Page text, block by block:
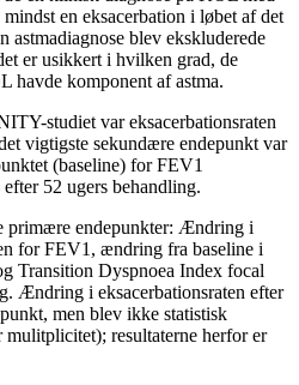
en eksacerbation i løbet af det
astmadiagnose blev ekskluderede
er usikkert i hvilken grad, de
havde komponent af astma.
studiet var eksacerbationsraten
vigtigste sekundære endepunkt var
(baseline) for FEV1
52 ugers behandling.
primære endepunkter: Ændring i
for FEV1, ændring fra baseline i
Transition Dyspnoea Index focal
Ændring i eksacerbationsraten efter
men blev ikke statistisk
resultaterne herfor er